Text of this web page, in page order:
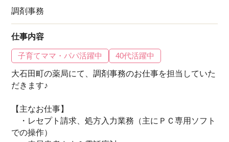
調剤事務
仕事内容
子育てママ・パパ活躍中 40代活躍中
大石田町の薬局にて、調剤事務のお仕事を担当していた
だきます♪
【主なお仕事】
・レセプト請求、処方入力業務（主にＰＣ専用ソフト
での操作）